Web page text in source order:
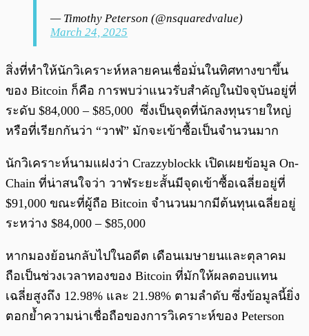
— Timothy Peterson (@nsquaredvalue)
March 24, 2025
สิ่งที่ทำให้นักวิเคราะห์หลายคนเชื่อมั่นในทิศทางขาขึ้น
ของ Bitcoin ก็คือ การพบว่าแนวรับสำคัญในปัจจุบันอยู่ที่
ระดับ $84,000 – $85,000 ซึ่งเป็นจุดที่นักลงทุนรายใหญ่
หรือที่เรียกกันว่า “วาฬ” มักจะเข้าซื้อเป็นจำนวนมาก
นักวิเคราะห์นามแฝงว่า Crazzyblockk เปิดเผยข้อมูล On-
Chain ที่น่าสนใจว่า วาฬระยะสั้นมีจุดเข้าซื้อเฉลี่ยอยู่ที่
$91,000 ขณะที่ผู้ถือ Bitcoin จำนวนมากมีต้นทุนเฉลี่ยอยู่
ระหว่าง $84,000 – $85,000
หากมองย้อนกลับไปในอดีต เดือนเมษายนและตุลาคม
ถือเป็นช่วงเวลาทองของ Bitcoin ที่มักให้ผลตอบแทน
เฉลี่ยสูงถึง 12.98% และ 21.98% ตามลำดับ ซึ่งข้อมูลนี้ยิ่ง
ตอกย้ำความน่าเชื่อถือของการวิเคราะห์ของ Peterson